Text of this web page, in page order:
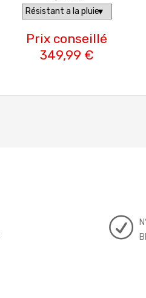
Prix conseillé
349,99 €